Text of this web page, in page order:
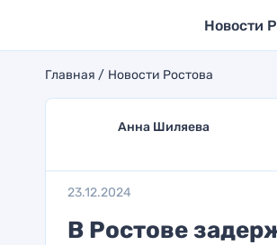
Новости
Главная Новости Ростова
Анна Шиляева
23.12.2024
В Ростове